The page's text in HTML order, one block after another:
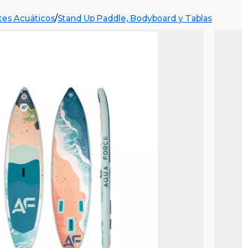
Acuáticos/Stand Up Paddle, Bodyboard y Tablas